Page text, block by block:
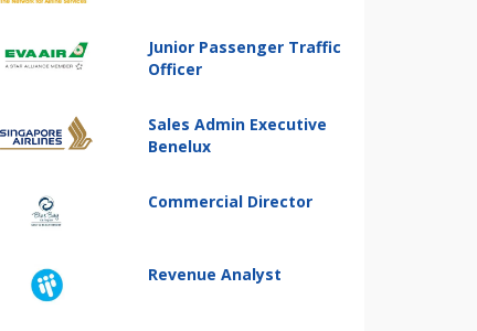
Junior Passenger Traffic
Officer
Sales Admin Executive
Benelux
Commercial Director
Revenue Analyst